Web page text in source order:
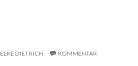
ELKE DIETRICH
KOMMENTAR